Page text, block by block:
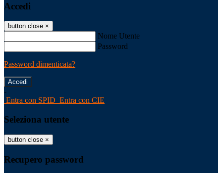
Accedi
button close ×
Nome Utente
Password
Password dimenticata?
-
Entra con SPID Entra con CIE
Seleziona utente
button close ×
Recupero password